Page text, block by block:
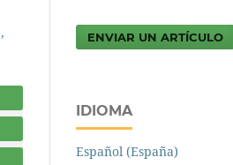
ENVIAR UN ARTÍCULO
IDIOMA
Español (España)